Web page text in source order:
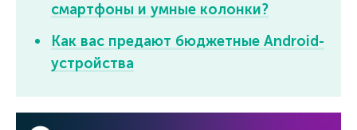
смартфоны и умные колонки?
Как вас предают бюджетные Android-
устройства